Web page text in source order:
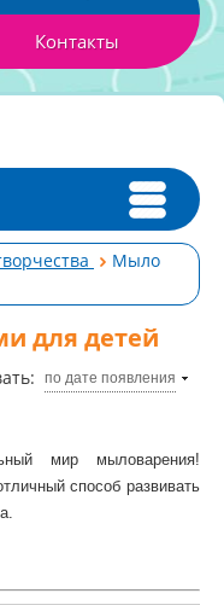
Контакты
Мыло
для детей
по дате появления
мир мыловарения!
способ развивать
и чем старше они
Например, как
Поэтому, чтобы